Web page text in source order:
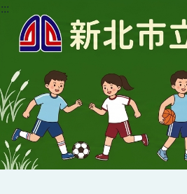
跳
內
容
區
:::